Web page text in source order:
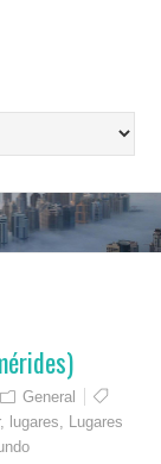
General
, lugares
Lugares